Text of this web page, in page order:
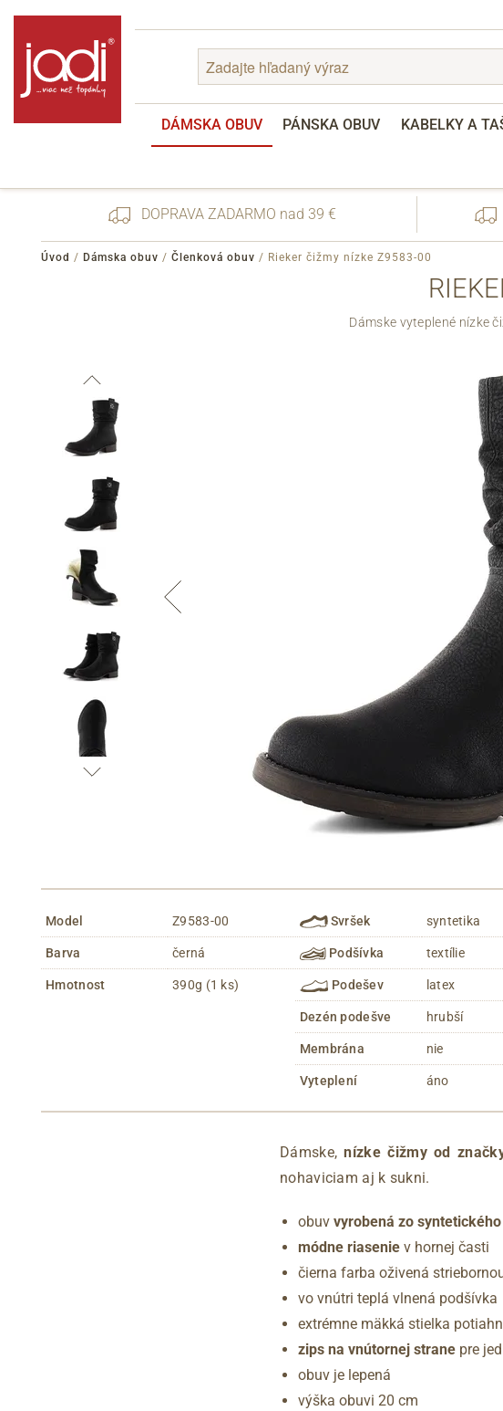
DÁMSKA OBUV PÁNSKA OBUV KABELKY A
DOPRAVA ZADARMO nad 39 €
Úvod / Dámska obuv / Členková obuv / Rieker čižmy nízke Z9583-00
Dámske vyteplené nízke
Model Z9583-00
Barva černá
Hmotnost 390g (1 ks)
Svršek syntetika
Podšívka textílie
Podešev latex
Dezén podešve hrubší
Membrána nie
Vyteplení áno
Dámske,nízke čižmy od
nohaviciam aj k sukni.
obuv vyrobená zo
módne riasenie v hornej časti
čierna farba oživená
vo vnútri teplá vlnená podšívka
extrémne mäkká stielka
zips na vnútornej strane pre
obuv je lepená
výška obuvi 20 cm